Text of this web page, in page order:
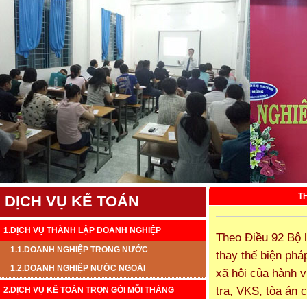
DỊCH VỤ KẾ TOÁN
1.DỊCH VỤ THÀNH LẬP DOANH NGHIỆP
1.1.DOANH NGHIỆP TRONG NƯỚC
1.2.DOANH NGHIỆP NƯỚC NGOÀI
2.DỊCH VỤ KẾ TOÁN TRỌN GÓI MỖI THÁNG
Theo Điều 92 Bộ
thay thế biện
xã hội của hành
tra, VKS, tòa án